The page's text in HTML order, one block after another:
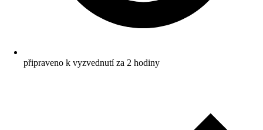
připraveno k vyzvednutí za 2 hodiny